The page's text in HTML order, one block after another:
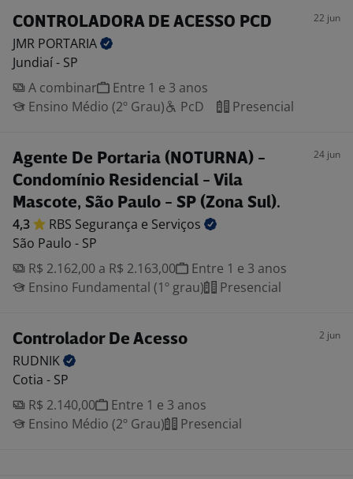
CONTROLADORA DE ACESSO PCD 22 jun
JMR PORTARIA
Jundiaí - SP
A combinar
Entre 1 e 3 anos
Ensino Médio (2º Grau)
PcD Presencial
Agente De Portaria (NOTURNA) -
Condomínio Residencial - Vila
Mascote, São Paulo - SP (Zona Sul).
24 jun
4,3 RBS Segurança e Serviços
São Paulo - SP
R$ 2.162,00 a R$ 2.163,00
Entre 1 e 3 anos
Ensino Fundamental (1º grau)
Presencial
Controlador De Acesso 2 jun
RUDNIK
Cotia - SP
R$ 2.140,00
Entre 1 e 3 anos
Ensino Médio (2º Grau)
Presencial